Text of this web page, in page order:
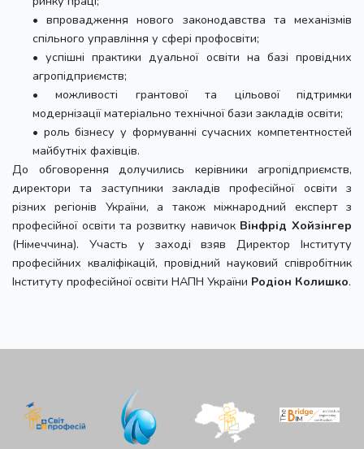
• впровадження нового законодавства та механізмів
спільного управління у сфері профосвіти;
• успішні практики дуальної освіти на базі провідних
агропідприємств;
• можливості грантової та цільової підтримки
модернізації матеріально технічної бази закладів освіти;
• роль бізнесу у формуванні сучасних компетентностей
майбутніх фахівців.
До обговорення долучились керівники агропідприємств,
директори та заступники закладів професійної освіти з
різних регіонів України, а також міжнародний експерт з
професійної освіти та розвитку навичок Вінфрід Хойзінгер
(Німеччина). Участь у заході взяв Директор Інституту
професійних кваліфікацій, провідний науковий співробітник
Інституту професійної освіти НАПН України Родіон Колишко.